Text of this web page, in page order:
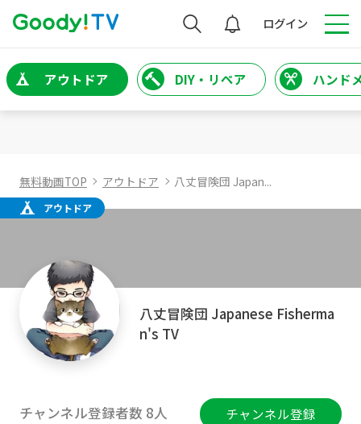
検索 ログイン
アウトドア DIY・リペア ハンド
無料動画TOP アウトドア 八丈冒険団 Japan...
アウトドア
八丈冒険団 Japanese Fisherma
n's TV
チャンネル登録者数 8人 チャンネル登録